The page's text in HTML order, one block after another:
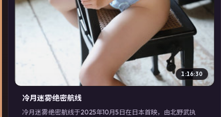
1:16:30
冷月迷雾·绝密航线
冷月迷雾·绝密航线于2025年10月5日在日本首映，由北野武执